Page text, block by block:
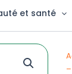
et santé